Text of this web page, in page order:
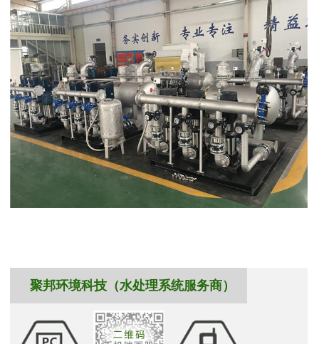
聚邦环境科技（水处理系统服务商）